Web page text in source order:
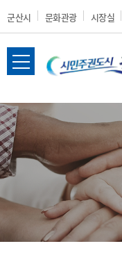
군산시 문화관광 시장실
전
메
뉴
열
기